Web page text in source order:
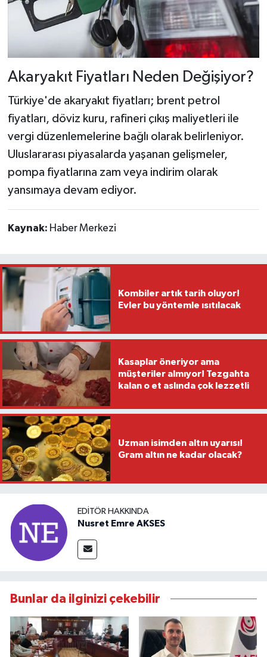
Akaryakıt Fiyatları Neden Değişiyor?
Türkiye'de akaryakıt fiyatları; brent petrol
fiyatları, döviz kuru, rafineri çıkış maliyetleri ile
vergi düzenlemelerine bağlı olarak belirleniyor.
Uluslararası piyasalarda yaşanan gelişmeler,
pompa fiyatlarına zam veya indirim olarak
yansımaya devam ediyor.
Kaynak: Haber Merkezi
Kombiler artık tarih oluyor!
Evler bu yöntemle ısıtılacak
Kasaplar öneriyor ama
müşteriler almıyor! Tezgahta
kalan o et aslında çok lezzetli
Uzman isimden altın uyarısı!
Gram altın ne kadar olacak?
EDITÖR HAKKINDA
Nusret Emre AKSES
Bunlar da ilginizi çekebilir